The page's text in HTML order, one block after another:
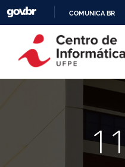
COMUNICA BR